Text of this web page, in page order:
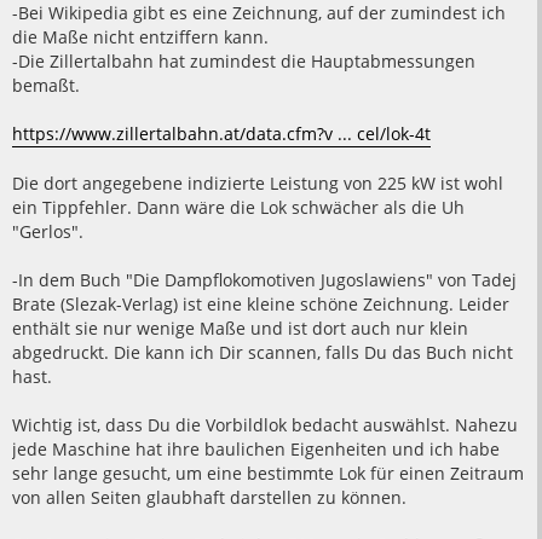
-Bei Wikipedia gibt es eine Zeichnung, auf der zumindest ich
die Maße nicht entziffern kann.
-Die Zillertalbahn hat zumindest die Hauptabmessungen
bemaßt.
https://www.zillertalbahn.at/data.cfm?v ... cel/lok-4t
Die dort angegebene indizierte Leistung von 225 kW ist wohl
ein Tippfehler. Dann wäre die Lok schwächer als die Uh
"Gerlos".
-In dem Buch "Die Dampflokomotiven Jugoslawiens" von Tadej
Brate (Slezak-Verlag) ist eine kleine schöne Zeichnung. Leider
enthält sie nur wenige Maße und ist dort auch nur klein
abgedruckt. Die kann ich Dir scannen, falls Du das Buch nicht
hast.
Wichtig ist, dass Du die Vorbildlok bedacht auswählst. Nahezu
jede Maschine hat ihre baulichen Eigenheiten und ich habe
sehr lange gesucht, um eine bestimmte Lok für einen Zeitraum
von allen Seiten glaubhaft darstellen zu können.